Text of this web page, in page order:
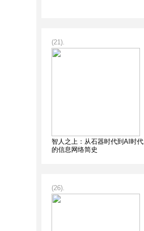
(21).
智人之上：从石器时代到AI时代
的信息网络简史
(26).